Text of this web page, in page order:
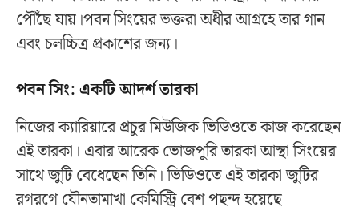
পৌঁছে যায়।পবন সিংয়ের ভক্তরা অধীর আগ্রহে তার গান
এবং চলচ্চিত্র প্রকাশের জন্য।
পবন সিং: একটি আদর্শ তারকা
নিজের ক্যারিয়ারে প্রচুর মিউজিক ভিডিওতে কাজ করেছেন
এই তারকা। এবার আরেক ভোজপুরি তারকা আস্থা সিংয়ের
সাথে জুটি বেধেছেন তিনি। ভিডিওতে এই তারকা জুটির
রগরগে যৌনতামাখা কেমিস্ট্রি বেশ পছন্দ হয়েছে